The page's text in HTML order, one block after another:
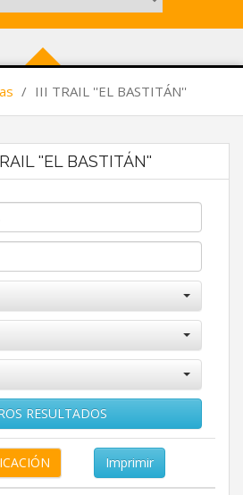
/ III TRAIL ''EL BASTITÁN''
''EL BASTITÁN''
RESULTADOS
Imprimir